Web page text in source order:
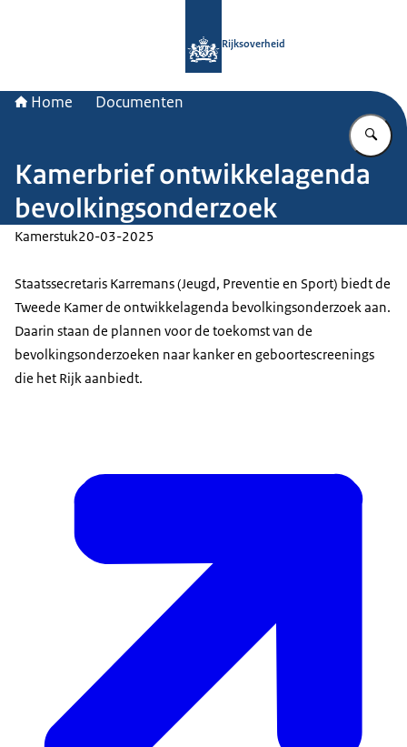
Rijksoverheid
Home Documenten
Kamerbrief ontwikkelagenda
bevolkingsonderzoek
Kamerstuk20-03-2025
Staatssecretaris Karremans (Jeugd, Preventie en Sport) biedt de
Tweede Kamer de ontwikkelagenda bevolkingsonderzoek aan.
Daarin staan de plannen voor de toekomst van de
bevolkingsonderzoeken naar kanker en geboortescreenings
die het Rijk aanbiedt.